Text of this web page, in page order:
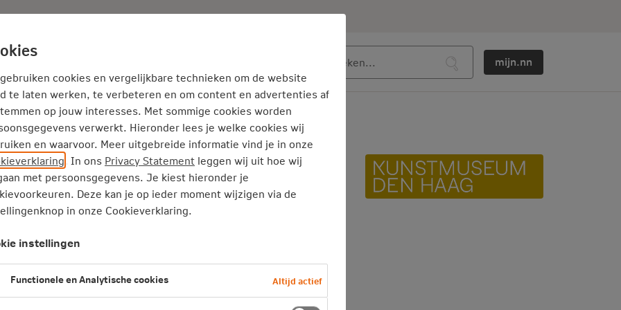
Adviseur Nieuws
mijn.nn
Den Haag
2016 tentoonstellingspartner van
maken we het mogelijk een nieuwe
deze:
cookies en vergelijkbare technieken om de website
te laten werken, te verbeteren en om content en advertenties af
op jouw interesses. Met sommige cookies worden
verwerkt. Hieronder lees je welke cookies wij
en waarvoor. Meer uitgebreide informatie vind je in onze
. In ons Privacy Statement leggen wij uit hoe wij
met persoonsgegevens. Je kiest hieronder je
Deze kan je op ieder moment wijzigen via de
in onze Cookieverklaring.
instellingen
Functionele en Analytische cookies Altijd actief